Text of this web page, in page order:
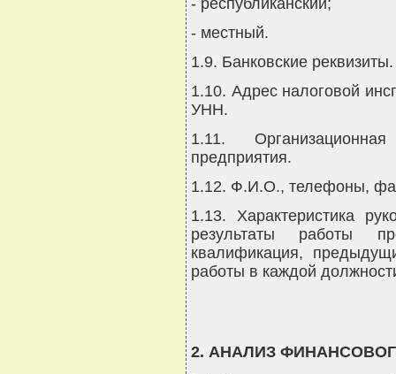
- республиканский;
- местный.
1.9. Банковские реквизиты.
1.10. Адрес налоговой
УНН.
1.11.
предприятия.
1.12. Ф.И.О., телефоны,
1.13. Характеристика
результаты работы
квалификация,
работы в каждой
2. АНАЛИЗ